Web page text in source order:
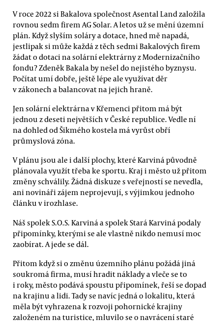
V roce 2022 si Bakalova společnost Asental Land založila
rovnou sedm firem AG Solar. A letos už se mění územní
plán. Když slyším soláry a dotace, hned mě napadá,
jestlipak si může každá z těch sedmi Bakalových firem
žádat o dotaci na solární elektrárny z Modernizačního
fondu? Zdeněk Bakala by nešel do nejistého byznysu.
Počítat umí dobře, ještě lépe ale využívat děr
v zákonech a balancovat na jejich hraně.
Jen solární elektrárna v Křemenci přitom má být
jednou z deseti největších v České republice. Vedle ní
na dohled od Šikmého kostela má vyrůst obří
průmyslová zóna.
V plánu jsou ale i další plochy, které Karviná původně
plánovala využít třeba ke sportu. Kraj i město už přitom
změny schválily. Žádná diskuze s veřejností se nevedla,
ani novináři zájem neprojevují, s výjimkou jednoho
článku v irozhlase.
Náš spolek S.O.S. Karviná a spolek Stará Karviná podaly
připomínky, kterými se ale vlastně nikdo nemusí moc
zaobírat. A jede se dál.
Přitom když si o změnu územního plánu požádá jiná
soukromá firma, musí hradit náklady a vleče se to
i roky, město podává spoustu připomínek, řeší se dopad
na krajinu a lidi. Tady se navíc jedná o lokalitu, která
měla být vyhrazena k rozvoji pohornické krajiny
založeném na turistice, mluvilo se o navrácení staré